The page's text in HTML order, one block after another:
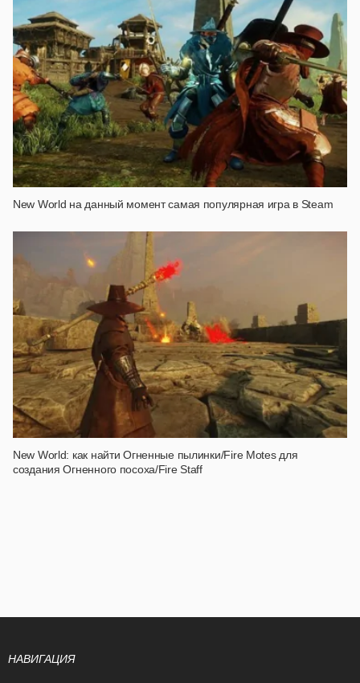
New World на данный момент самая популярная игра в Steam
New World: как найти Огненные пылинки/Fire Motes для
создания Огненного посоха/Fire Staff
НАВИГАЦИЯ